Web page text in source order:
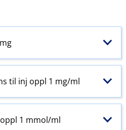
til inj oppl 1 mg/ml
1 mmol/ml